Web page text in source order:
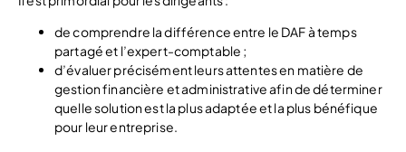
de comprendre la différence entre le DAF à temps
partagé et l’expert-comptable ;
d’évaluer précisément leurs attentes en matière de
gestion financière et administrative afin de déterminer
quelle solution est la plus adaptée et la plus bénéfique
pour leur entreprise.